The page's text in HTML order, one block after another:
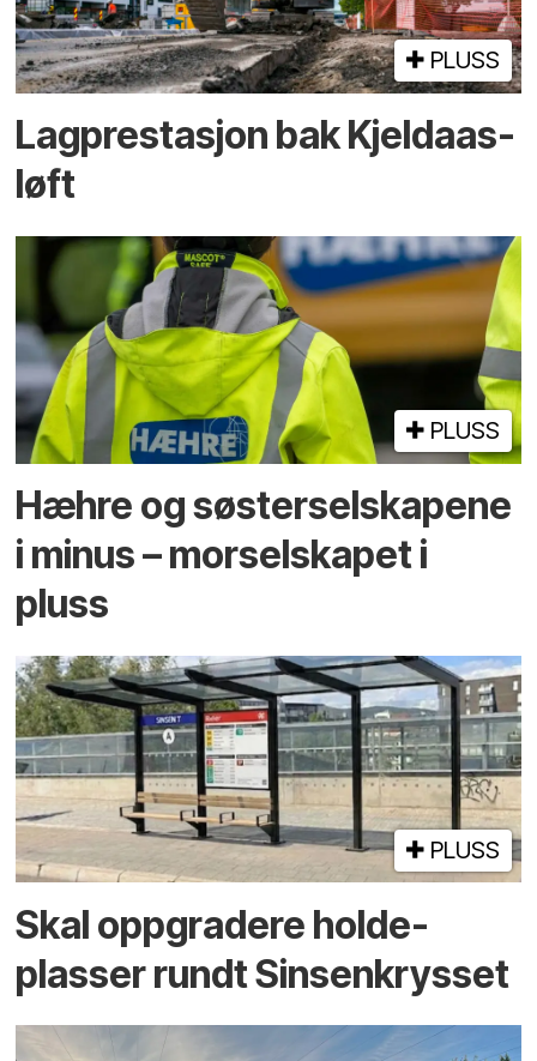
PLUSS
Lagprestasjon bak Kjeldaas-
løft
PLUSS
Hæhre og søster­selskapene
i minus – mor­selskapet i
pluss
PLUSS
Skal oppgradere holde­
plasser rundt Sinsenkrysset